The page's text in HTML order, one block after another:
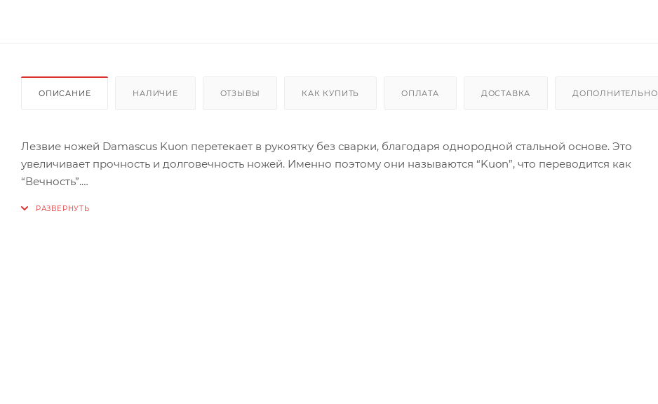
ОПИСАНИЕ НАЛИЧИЕ ОТЗЫВЫ КАК КУПИТЬ ОПЛАТА ДОСТАВКА ДОПОЛНИТЕЛЬНО
Лезвие ножей Damascus Kuon перетекает в рукоятку без сварки, благодаря однородной стальной основе. Это
увеличивает прочность и долговечность ножей. Именно поэтому они называются “Kuon”, что переводится как
“Вечность”.